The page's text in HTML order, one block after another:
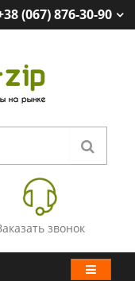
(067) 876-30-90
звонок